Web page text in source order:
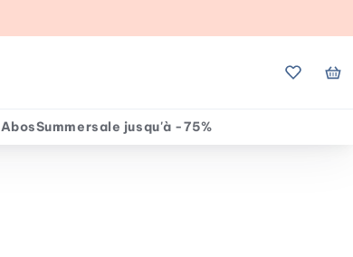
Mes
AbosSummersale jusqu'à -75%